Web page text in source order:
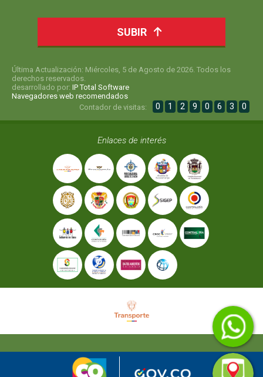
SUBIR
Última Actualización: Miércoles, 5 de Agosto de 2026. Todos los
derechos reservados.
desarrollado por: IP Total Software
Navegadores web recomendados
Contador de visitas:
0 1 2 9 0 6 3 0
Enlaces de interés